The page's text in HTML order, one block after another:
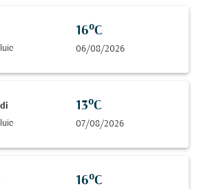
16°C
06/08/2026
13°C
07/08/2026
16°C